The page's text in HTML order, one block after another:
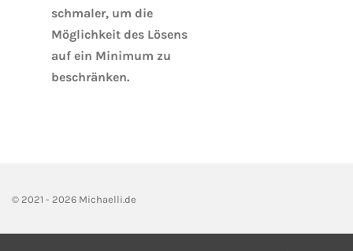
schmaler, um die
Möglichkeit des Lösens
auf ein Minimum zu
beschränken.
© 2021 - 2026 Michaelli.de